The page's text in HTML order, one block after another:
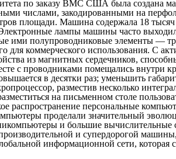
по заказу ВМС США была создана
числами, закодированными на
площади. Машина содержала 18
лампы машины часто
ими полупроводниковые элементы —
коммерческого использования. С
из магнитных сердечников,
с проводниками помещались внутри
в десятки раз; уменьшить
разместив несколько
на письменном столе
персональные
проделали значительный
и большие
и супердорогой
информационной сети,